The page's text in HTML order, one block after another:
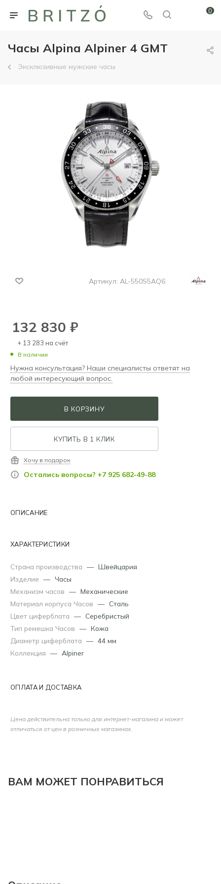
0
Часы Alpina Alpiner 4 GMT
Эксклюзивные мужские часы
Артикул: AL-550S5AQ6
132 830 ₽
+ 13 283 на счёт
В наличии
Нужна консультация? Наши специалисты ответят на
любой интересующий вопрос.
В КОРЗИНУ
КУПИТЬ В 1 КЛИК
Хочу в подарок
Остались вопросы? +7 925 682-49-88
ОПИСАНИЕ
ХАРАКТЕРИСТИКИ
Страна производства — Швейцария
Изделие — Часы
Механизм часов — Механические
Материал корпуса Часов — Сталь
Цвет циферблата — Серебристый
Тип ремешка Часов — Кожа
Диаметр циферблата — 44 мм
Коллекция — Alpiner
ОПЛАТА И ДОСТАВКА
Цена действительна только для интернет-магазина и может
отличаться от цен в розничных магазинах.
ВАМ МОЖЕТ ПОНРАВИТЬСЯ